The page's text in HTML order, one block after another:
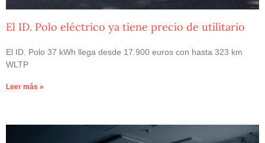
El ID. Polo eléctrico ya tiene precio de utilitario
El ID. Polo 37 kWh llega desde 17.900 euros con hasta 323 km
WLTP
Leer más »